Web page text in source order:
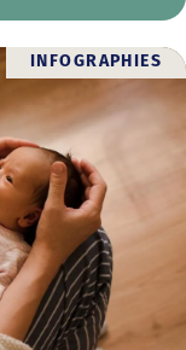
INFOGRAPHIES